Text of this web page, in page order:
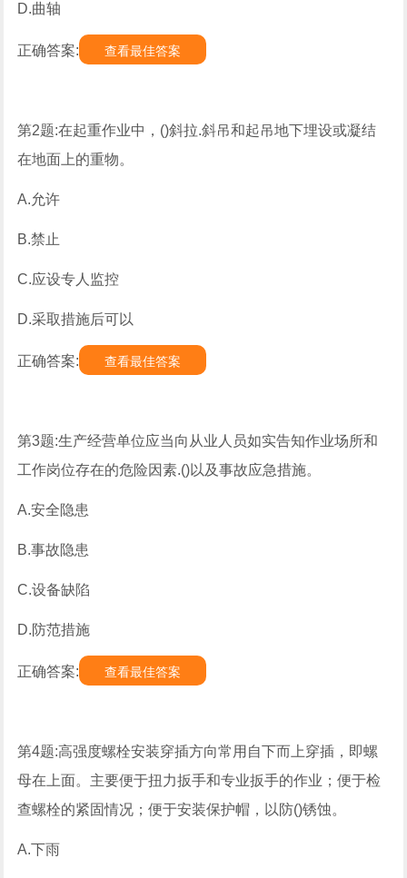
D.曲轴
正确答案: 查看最佳答案
第2题:在起重作业中，()斜拉.斜吊和起吊地下埋设或凝结
在地面上的重物。
A.允许
B.禁止
C.应设专人监控
D.采取措施后可以
正确答案: 查看最佳答案
第3题:生产经营单位应当向从业人员如实告知作业场所和
工作岗位存在的危险因素.()以及事故应急措施。
A.安全隐患
B.事故隐患
C.设备缺陷
D.防范措施
正确答案: 查看最佳答案
第4题:高强度螺栓安装穿插方向常用自下而上穿插，即螺
母在上面。主要便于扭力扳手和专业扳手的作业；便于检
查螺栓的紧固情况；便于安装保护帽，以防()锈蚀。
A.下雨